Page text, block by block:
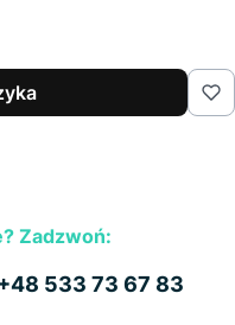
Zadzwoń:
533 73 67 83